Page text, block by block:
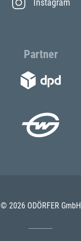
Instagram
Partner
© 2026 ODÖRFER GmbH